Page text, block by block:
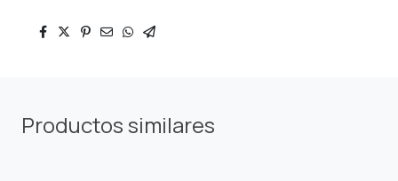
Productos similares